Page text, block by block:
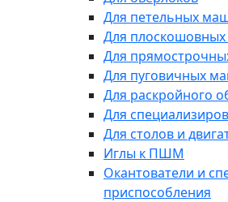
Для петельных
Для
Для
Для пуговичных
Для раскройного
Для
Для столов и
Иглы к ПШМ
Окантователи и
приспособления